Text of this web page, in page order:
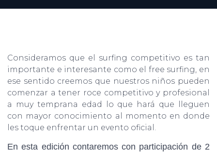
Consideramos que el surfing competitivo es tan
importante e interesante como el free surfing, en
ese sentido creemos que nuestros niños pueden
comenzar a tener roce competitivo y profesional
a muy temprana edad lo que hará que lleguen
con mayor conocimiento al momento en donde
les toque enfrentar un evento oficial.
En esta edición contaremos con participación de 2